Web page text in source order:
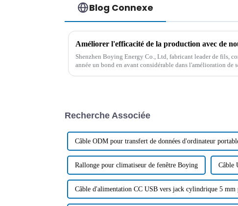
Blog Connexe
Shenzhen Boying Energy Co., Ltd, fabricant leader de fils,
année un bond en avant considérable dans l'amélioration de
Recherche Associée
Câble ODM pour transfert de données d'ordinateur
Rallonge pour climatiseur de fenêtre Boying Câble
Câble d'alimentation CC USB vers jack cylindrique 5 mm